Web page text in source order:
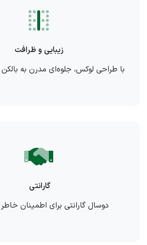
زیبایی و ظرافت
با طراحی لوکس، جلوه‌ای مدرن به
گارانتی
دوسال گارانتی برای اطمینان